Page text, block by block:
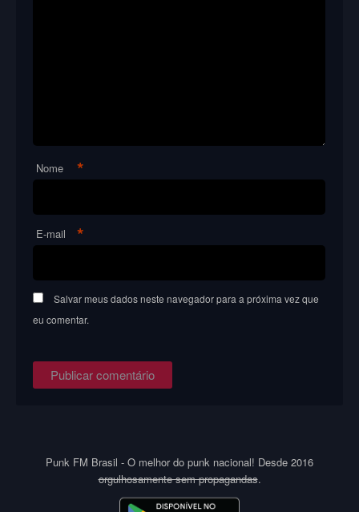
Nome *
E-mail *
Salvar meus dados neste navegador para a próxima vez que
eu comentar.
Punk FM Brasil - O melhor do punk nacional! Desde 2016
orgulhosamente sem propagandas.